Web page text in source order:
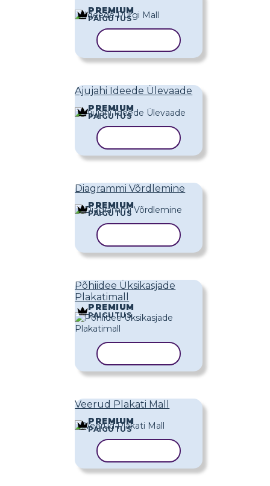
PREMIUM
PAIGUTUS
Ajujahi Ideede Ülevaade
PREMIUM
PAIGUTUS
Diagrammi Võrdlemine
PREMIUM
PAIGUTUS
Põhiidee Üksikasjade
Plakatimall
PREMIUM
PAIGUTUS
Veerud Plakati Mall
PREMIUM
PAIGUTUS